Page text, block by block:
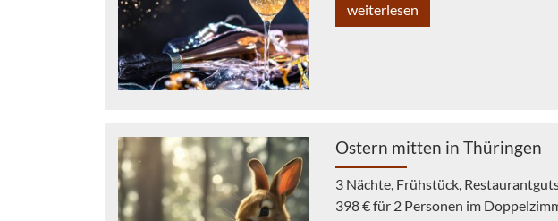
weiterlesen
Ostern mitten in Thüringen
3 Nächte, Frühstück,
398 € für 2 Personen im